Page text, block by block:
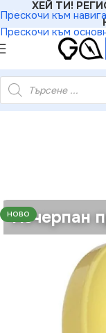
Прескочи към
Прескочи към
ХЕЙ ТИ!
лампи»Vito
НОВО
Изчерпан